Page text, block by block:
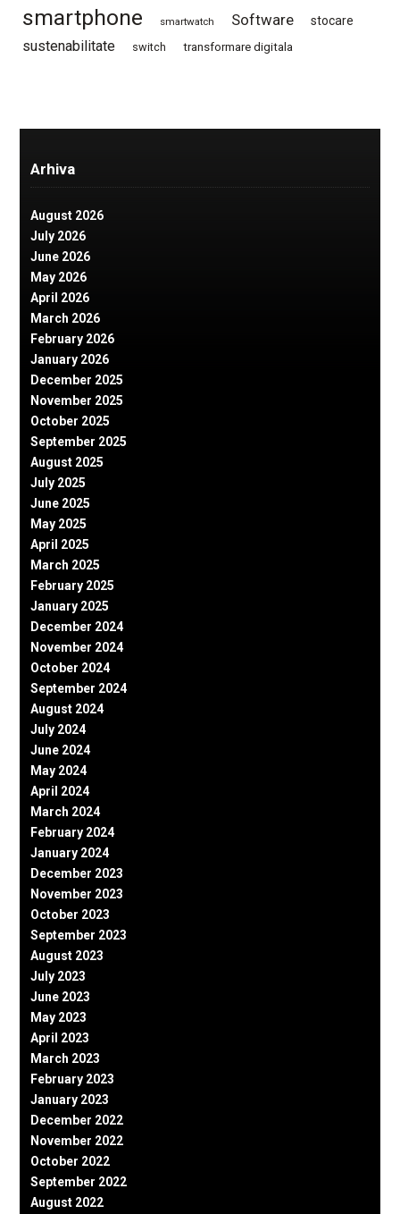
smartphone smartwatch Software stocare
sustenabilitate switch transformare digitala
Arhiva
August 2026
July 2026
June 2026
May 2026
April 2026
March 2026
February 2026
January 2026
December 2025
November 2025
October 2025
September 2025
August 2025
July 2025
June 2025
May 2025
April 2025
March 2025
February 2025
January 2025
December 2024
November 2024
October 2024
September 2024
August 2024
July 2024
June 2024
May 2024
April 2024
March 2024
February 2024
January 2024
December 2023
November 2023
October 2023
September 2023
August 2023
July 2023
June 2023
May 2023
April 2023
March 2023
February 2023
January 2023
December 2022
November 2022
October 2022
September 2022
August 2022